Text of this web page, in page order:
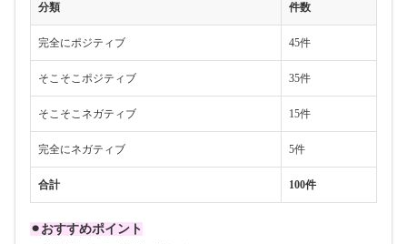
分類 件数
完全にポジティブ 45件
そこそこポジティブ 35件
そこそこネガティブ 15件
完全にネガティブ 5件
合計 100件
⚫︎おすすめポイント